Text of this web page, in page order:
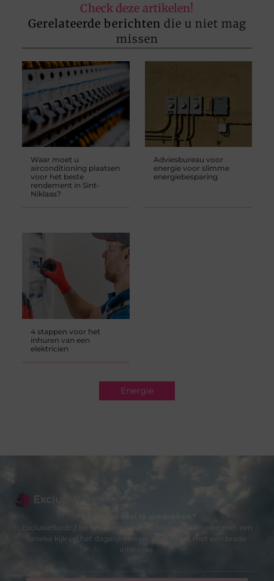
Check deze artikelen!
Gerelateerde berichten die u niet mag
missen
Waar moet u
airconditioning plaatsen
voor het beste
rendement in Sint-
Niklaas?
Adviesbureau voor
energie voor slimme
energiebesparing
4 stappen voor het
inhuren van een
elektricien
Energie
Exclusiefbedrijf.be biedt een selectie blogs en artikelen met een
unieke kijk op het dagelijks leven. Voor lezers met een brede
interesse.